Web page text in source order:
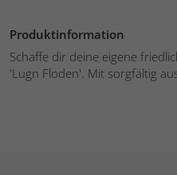
Produktinformation
Schaffe dir deine eigene
'Lugn Floden'. Mit sorgfältig